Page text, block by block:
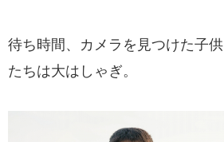
待ち時間、カメラを見つけた子供
たちは大はしゃぎ。